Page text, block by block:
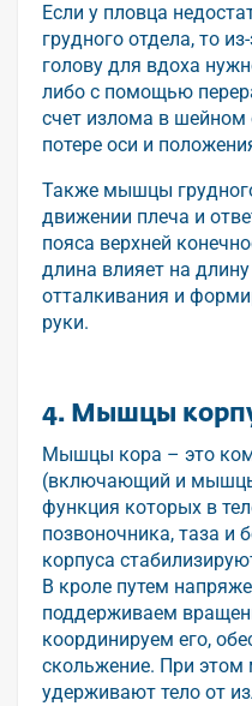
Если у пловца
грудного отдела, то
голову для вдоха
либо с помощью
счет излома в шейном
потере оси и
Также мышцы
движении плеча и
пояса верхней
длина влияет на
отталкивания и
руки.
4. Мышцы
Мышцы кора – это
(включающий и мышцы
функция которых в
позвоночника, таза и
корпуса
В кроле путем
поддерживаем
координируем его,
скольжение. При
удерживают тело от